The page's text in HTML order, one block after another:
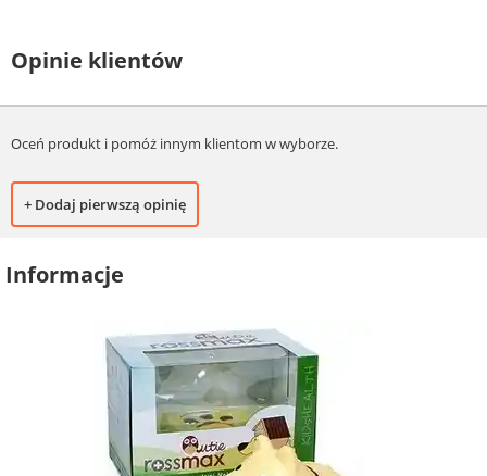
Opinie klientów
Oceń produkt i pomóż innym klientom w wyborze.
+ Dodaj pierwszą opinię
Informacje